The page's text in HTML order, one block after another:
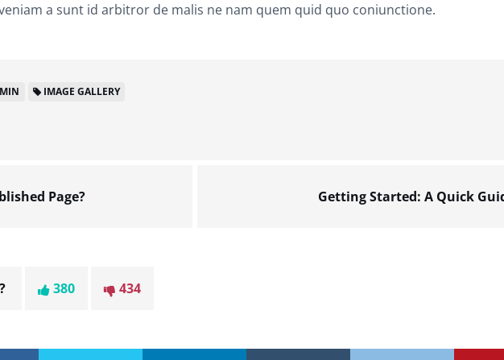
a sunt id arbitror de malis ne nam quem quid quo coniunctione.
IMAGE GALLERY
Page? Getting Started: A Quick
380 434